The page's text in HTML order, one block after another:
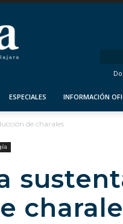
ESPECIALES INFORMACIÓN
de charales